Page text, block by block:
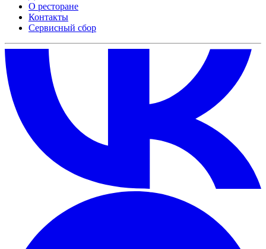
О ресторане
Контакты
Сервисный сбор